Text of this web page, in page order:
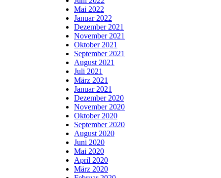
Mai 2022
Januar 2022
Dezember 2021
November 2021
Oktober 2021
September 2021
August 2021
Juli 2021
März 2021
Januar 2021
Dezember 2020
November 2020
Oktober 2020
September 2020
August 2020
Juni 2020
Mai 2020
April 2020
März 2020